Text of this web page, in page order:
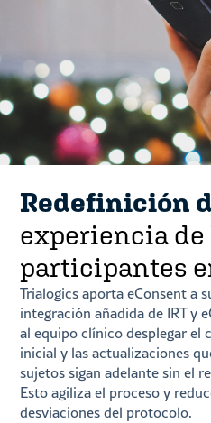
Redefinición
experiencia de
participantes
Trialogics aporta eConsent a
integración añadida de IRT y
al equipo clínico desplegar
inicial y las actualizaciones
sujetos sigan adelante sin el
Esto agiliza el proceso y
desviaciones del protocolo.